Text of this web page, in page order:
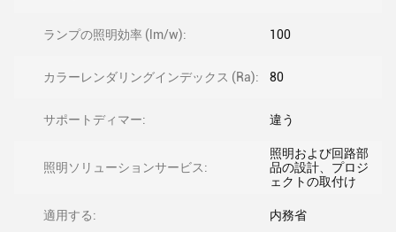
ランプの照明効率 (lm/w): 100
カラーレンダリングインデックス (Ra): 80
サポートディマー: 違う
照明ソリューションサービス:
照明および回路部
品の設計、プロジ
ェクトの取付け
適用する: 内務省